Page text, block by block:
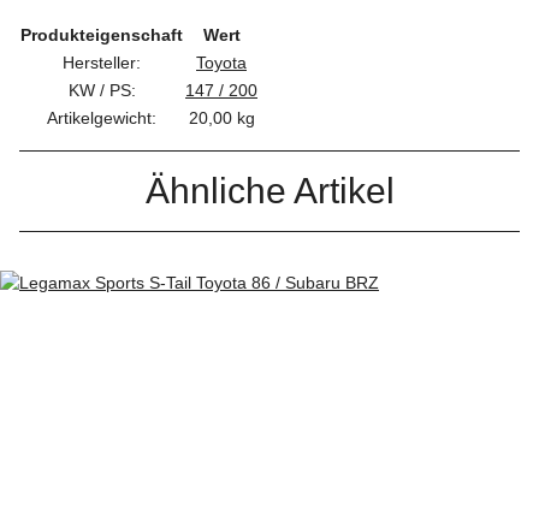
Produkteigenschaft
Wert
Hersteller:
Toyota
KW / PS:
147 / 200
Artikelgewicht:
20,00 kg
Ähnliche Artikel